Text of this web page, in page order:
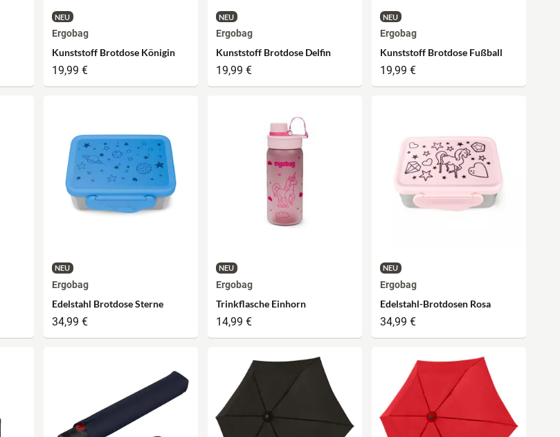
NEU
Ergobag
Kunststoff Brotdose Königin
19,99 €
NEU
Ergobag
Kunststoff Brotdose Delfin
19,99 €
NEU
Ergobag
Kunststoff Brotdose Fußball
19,99 €
NEU
Ergobag
Edelstahl Brotdose Sterne
34,99 €
NEU
Ergobag
Trinkflasche Einhorn
14,99 €
NEU
Ergobag
Edelstahl-Brotdosen Rosa
34,99 €